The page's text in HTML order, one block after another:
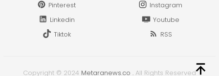
Pinterest
Instagram
Linkedin
Youtube
Tiktok
RSS
Copyright © 2024 Metaranews.co . All Rights Reserved